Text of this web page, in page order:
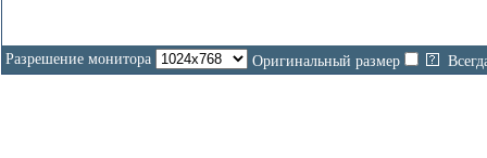
Разрешение монитора Оригинальный размер